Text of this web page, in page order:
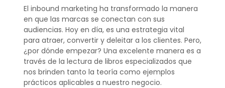
El inbound marketing ha transformado la manera
en que las marcas se conectan con sus
audiencias. Hoy en día, es una estrategia vital
para atraer, convertir y deleitar a los clientes. Pero,
¿por dónde empezar? Una excelente manera es a
través de la lectura de libros especializados que
nos brinden tanto la teoría como ejemplos
prácticos aplicables a nuestro negocio.